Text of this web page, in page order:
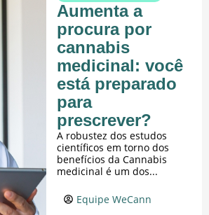
Aumenta a
procura por
cannabis
medicinal: você
está preparado
para
prescrever?
A robustez dos estudos
científicos em torno dos
benefícios da Cannabis
medicinal é um dos...
Equipe WeCann